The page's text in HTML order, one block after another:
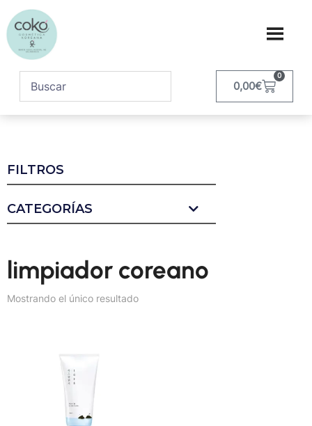
0,00€
0
FILTROS
CATEGORÍAS
limpiador coreano
Mostrando el único resultado